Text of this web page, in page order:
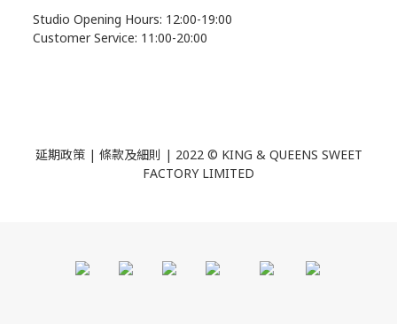
Studio Opening Hours: 12:00-19:00
Customer Service: 11:00-20:00
延期政策 | 條款及細則 | 2022 © KING & QUEENS SWEET
FACTORY LIMITED